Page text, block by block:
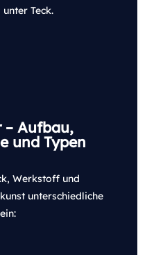
Teck.
– Aufbau,
und Typen
Werkstoff und
unterschiedliche